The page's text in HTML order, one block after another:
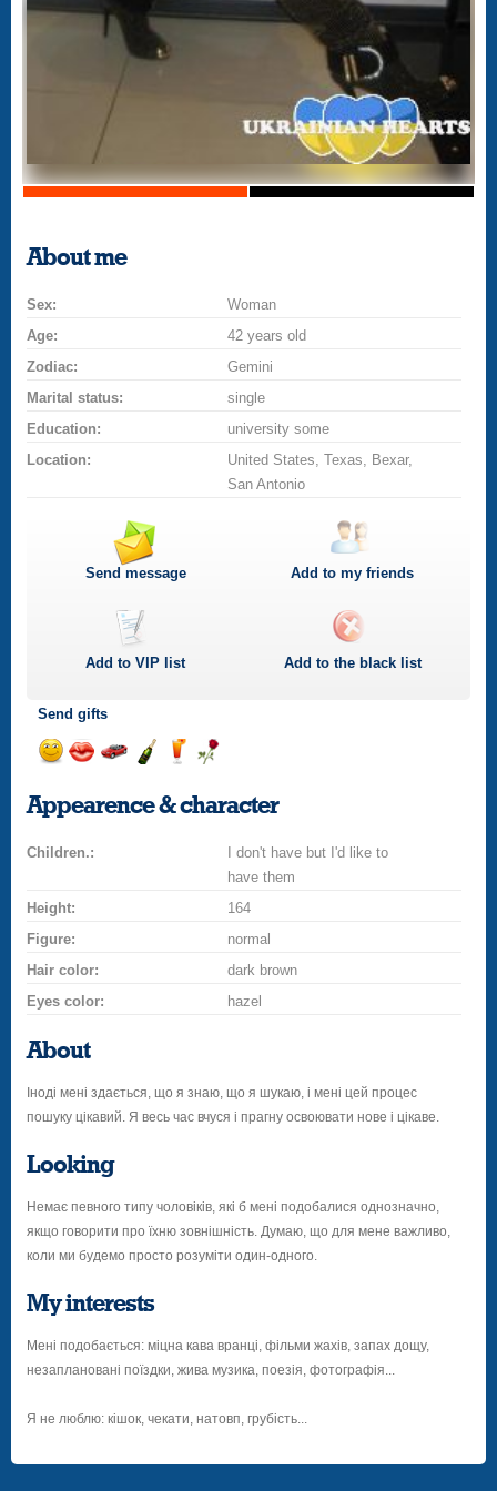
About me
Sex:
Woman
Age:
42 years old
Zodiac:
Gemini
Marital status:
single
Education:
university some
Location:
United States, Texas, Bexar,
San Antonio
Send message Add to my friends
Add toVIP list Add to the black list
Send gifts
smile
a
champagne
drinkflower
Appearence & character
Children.:
I don't have but I'd like to
have them
Height:
164
Figure:
normal
Hair color:
dark brown
Eyes color:
hazel
About
Іноді мені здається, що я знаю, що я шукаю, і мені цей процес
пошуку цікавий. Я весь час вчуся і прагну освоювати нове і цікаве.
Looking
Немає певного типу чоловіків, які б мені подобалися однозначно,
якщо говорити про їхню зовнішність. Думаю, що для мене важливо,
коли ми будемо просто розуміти один-одного.
My interests
Мені подобається: міцна кава вранці, фільми жахів, запах дощу,
незаплановані поїздки, жива музика, поезія, фотографія...
Я не люблю: кішок, чекати, натовп, грубість...